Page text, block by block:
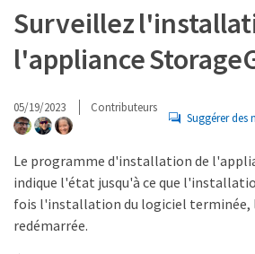
Surveillez
l'appliance
05/19/2023 Contributeurs
Suggérer
Le programme d'installation de
indique l'état jusqu'à ce que
fois l'installation du logiciel terminée,
redémarrée.